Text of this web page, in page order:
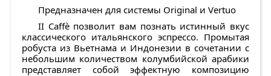
Предназначен для системы Original и Vertuo
II Caffè позволит вам познать истинный вкус
классического итальянского эспрессо. Промытая
робуста из Вьетнама и Индонезии в сочетании с
небольшим количеством колумбийской арабики
представляет собой эффектную композицию